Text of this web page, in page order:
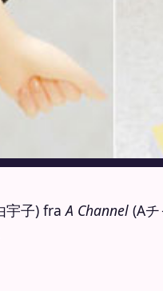
宇子) fraA Channel (A